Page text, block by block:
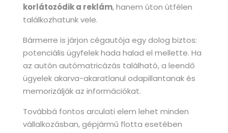
korlátozódik a reklám, hanem úton útfélen
találkozhatunk vele.
Bármerre is járjon cégautója egy dolog biztos:
potenciális ügyfelek hada halad el mellette. Ha
az autón autómatricázás található, a leendő
ügyelek akarva-akaratlanul odapillantanak és
memorizálják az információkat.
Továbbá fontos arculati elem lehet minden
vállalkozásban, gépjármű flotta esetében